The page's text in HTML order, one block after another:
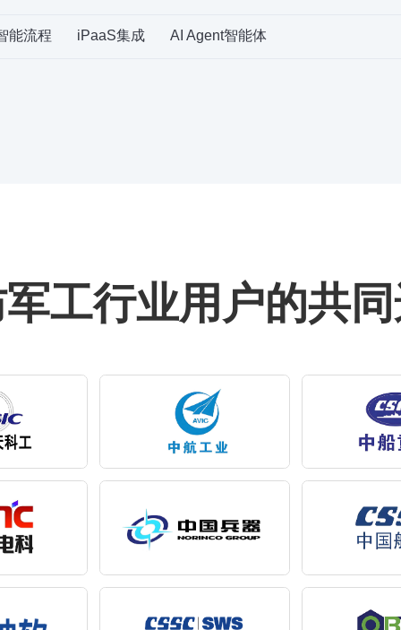
能流程 iPaaS集成 AI Agent智能体
工行业用户的共